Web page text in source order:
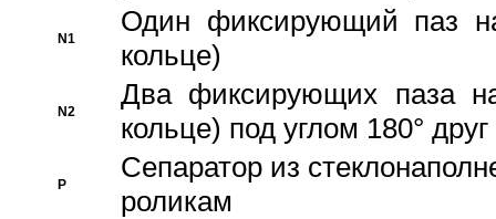
N1
Один фиксирующий паз
кольце)
N2
Два фиксирующих паза
кольце) под углом 180° друг
P
Cепаратор из
роликам